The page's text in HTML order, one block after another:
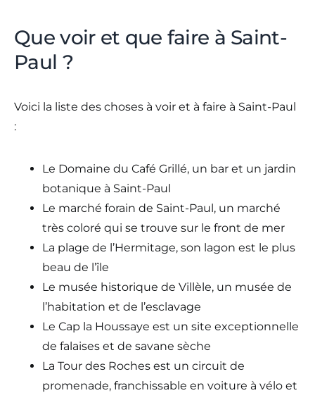
Que voir et que faire à Saint-
Paul ?
Voici la liste des choses à voir et à faire à Saint-Paul
:
Le Domaine du Café Grillé, un bar et un jardin
botanique à Saint-Paul
Le marché forain de Saint-Paul, un marché
très coloré qui se trouve sur le front de mer
La plage de l’Hermitage, son lagon est le plus
beau de l’île
Le musée historique de Villèle, un musée de
l’habitation et de l’esclavage
Le Cap la Houssaye est un site exceptionnelle
de falaises et de savane sèche
La Tour des Roches est un circuit de
promenade, franchissable en voiture à vélo et